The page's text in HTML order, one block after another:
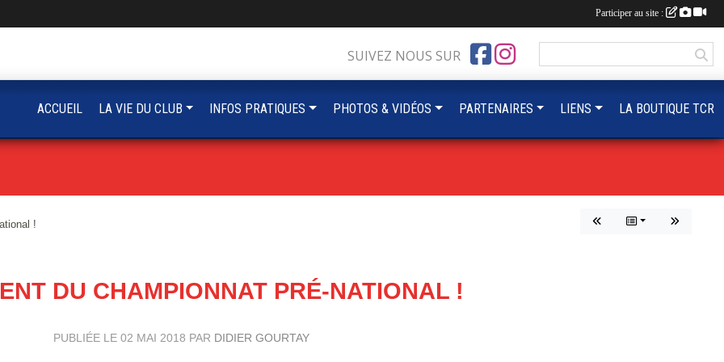
!
DU CHAMPIONNAT PRÉ-NATIONAL !
PUBLIÉE LE 02 MAI 2018 PAR DIDIER GOURTAY
SUIVEZ NOUS SUR
ACCUEIL LA VIE DU CLUB INFOS PRATIQUES PHOTOS & VIDÉOS PARTENAIRES LIENS LA BOUTIQUE TCR
Participer au site :